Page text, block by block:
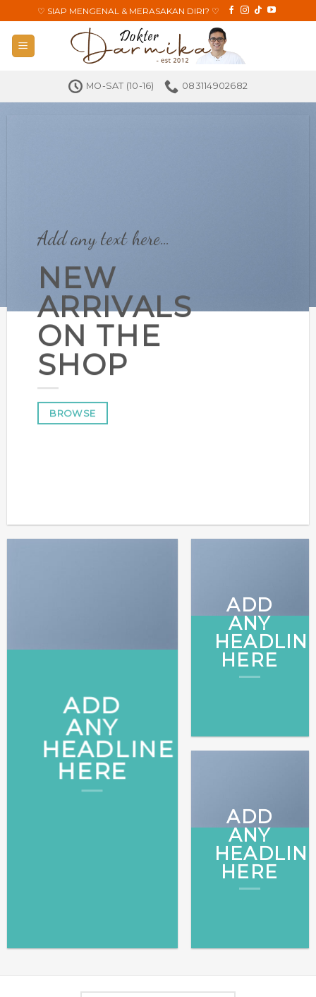
to
content
♡ SIAP MENGENAL & MERASAKAN DIRI? ♡
MO-SAT (10-16) 083114902682
Add any text here…
NEW
ARRIVALS
ON THE
SHOP
BROWSE
ADD
ANY
HEADLINE
HERE
ADD
ANY
HERE
ADD
ANY
HERE